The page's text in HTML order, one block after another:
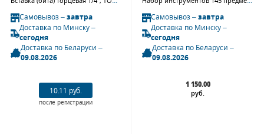
Самовывоз –завтра
Доставка по Минску –
сегодня
Доставка по Беларуси –
09.08.2026
10.11 руб.
после регистрации
Самовывоз –завтра
Доставка по Минску –
сегодня
Доставка по Беларуси –
09.08.2026
1 150.00
руб.